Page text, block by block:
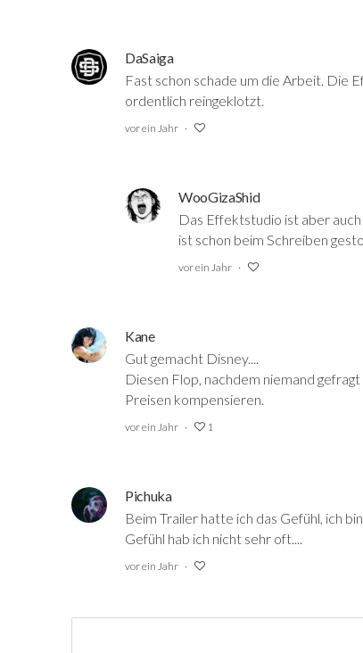
DaSaiga
Fast schon schade um die Arbeit. Die
ordentlich reingeklotzt.
vor ein Jahr
WooGizaShid
Das Effektstudio ist aber
ist schon beim Schreiben
vor ein Jahr
Kane
Gut gemacht Disney....
Diesen Flop, nachdem niemand
Preisen kompensieren.
vor ein Jahr 1
Pichuka
Beim Trailer hatte ich das Gefühl, ich
Gefühl hab ich nicht sehr oft....
vor ein Jahr